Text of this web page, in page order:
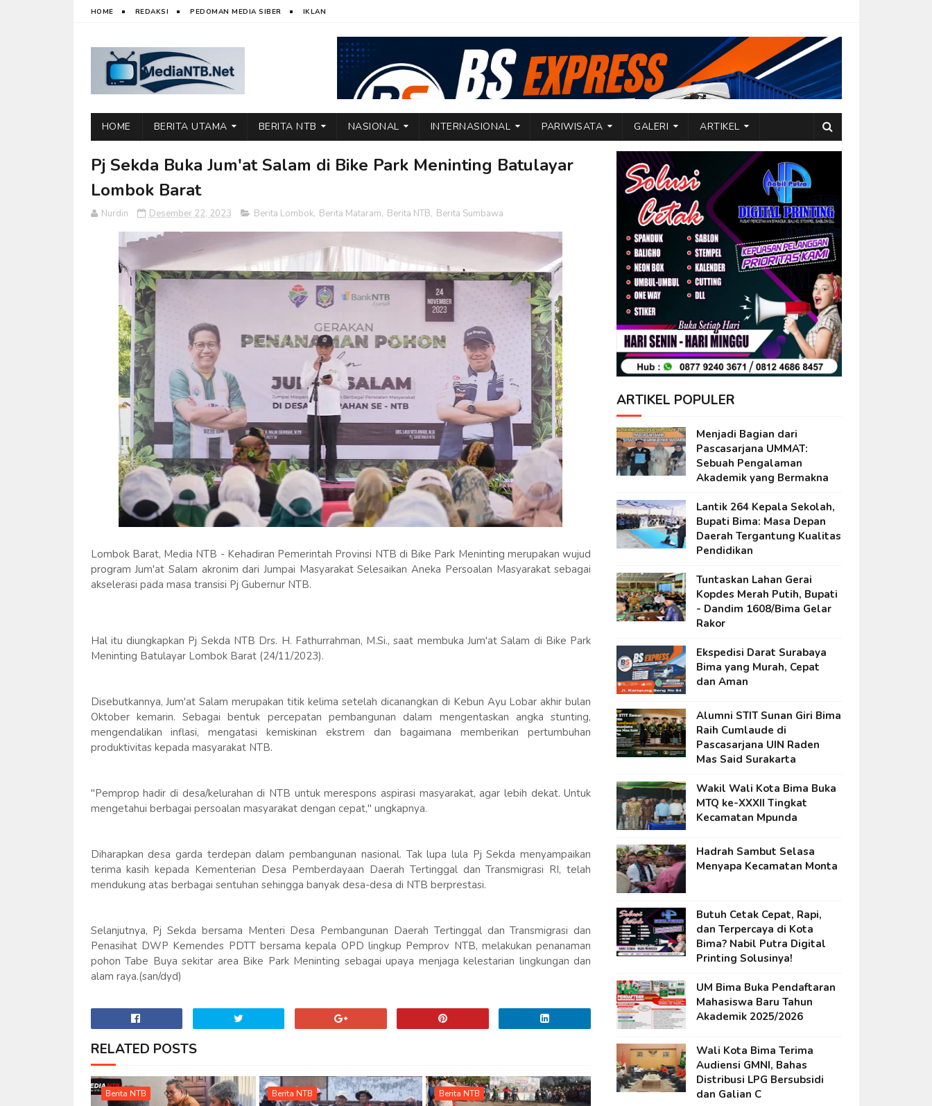
HOME REDAKSI PEDOMAN MEDIA SIBER IKLAN
HOME BERITA UTAMA BERITA NTB NASIONAL INTERNASIONAL PARIWISATA GALERI ARTIKEL
Pj Sekda Buka Jum'at Salam di Bike Park Meninting Batulayar
Lombok Barat
Nurdin Desember 22, 2023 Berita Lombok, Berita Mataram, Berita NTB, Berita Sumbawa
Lombok Barat, Media NTB - Kehadiran Pemerintah Provinsi NTB di Bike Park Meninting merupakan wujud
program Jum'at Salam akronim dari Jumpai Masyarakat Selesaikan Aneka Persoalan Masyarakat sebagai
akselerasi pada masa transisi Pj Gubernur NTB.
Hal itu diungkapkan Pj Sekda NTB Drs. H. Fathurrahman, M.Si., saat membuka Jum'at Salam di Bike Park
Meninting Batulayar Lombok Barat (24/11/2023).
Disebutkannya, Jum'at Salam merupakan titik kelima setelah dicanangkan di Kebun Ayu Lobar akhir bulan
Oktober kemarin. Sebagai bentuk percepatan pembangunan dalam mengentaskan angka stunting,
mengendalikan inflasi, mengatasi kemiskinan ekstrem dan bagaimana memberikan pertumbuhan
produktivitas kepada masyarakat NTB.
"Pemprop hadir di desa/kelurahan di NTB untuk merespons aspirasi masyarakat, agar lebih dekat. Untuk
mengetahui berbagai persoalan masyarakat dengan cepat," ungkapnya.
Diharapkan desa garda terdepan dalam pembangunan nasional. Tak lupa lula Pj Sekda menyampaikan
terima kasih kepada Kementerian Desa Pemberdayaan Daerah Tertinggal dan Transmigrasi RI, telah
mendukung atas berbagai sentuhan sehingga banyak desa-desa di NTB berprestasi.
Selanjutnya, Pj Sekda bersama Menteri Desa Pembangunan Daerah Tertinggal dan Transmigrasi dan
Penasihat DWP Kemendes PDTT bersama kepala OPD lingkup Pemprov NTB, melakukan penanaman
pohon Tabe Buya sekitar area Bike Park Meninting sebagai upaya menjaga kelestarian lingkungan dan
alam raya.(san/dyd)
RELATED POSTS
Berita NTB Berita NTB Berita NTB
ARTIKEL POPULER
Menjadi Bagian dari
Pascasarjana UMMAT:
Sebuah Pengalaman
Akademik yang Bermakna
Lantik 264 Kepala Sekolah,
Bupati Bima: Masa Depan
Daerah Tergantung Kualitas
Pendidikan
Tuntaskan Lahan Gerai
Kopdes Merah Putih, Bupati
- Dandim 1608/Bima Gelar
Rakor
Ekspedisi Darat Surabaya
Bima yang Murah, Cepat
dan Aman
Alumni STIT Sunan Giri Bima
Raih Cumlaude di
Pascasarjana UIN Raden
Mas Said Surakarta
Wakil Wali Kota Bima Buka
MTQ ke-XXXII Tingkat
Kecamatan Mpunda
Hadrah Sambut Selasa
Menyapa Kecamatan Monta
Butuh Cetak Cepat, Rapi,
dan Terpercaya di Kota
Bima? Nabil Putra Digital
Printing Solusinya!
UM Bima Buka Pendaftaran
Mahasiswa Baru Tahun
Akademik 2025/2026
Wali Kota Bima Terima
Audiensi GMNI, Bahas
Distribusi LPG Bersubsidi
dan Galian C